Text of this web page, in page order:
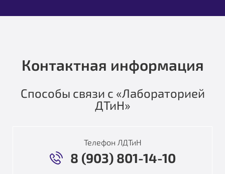
Контактная информация
Способы связи с «Лабораторией
ДТиН»
Телефон ЛДТиН
8 (903) 801-14-10